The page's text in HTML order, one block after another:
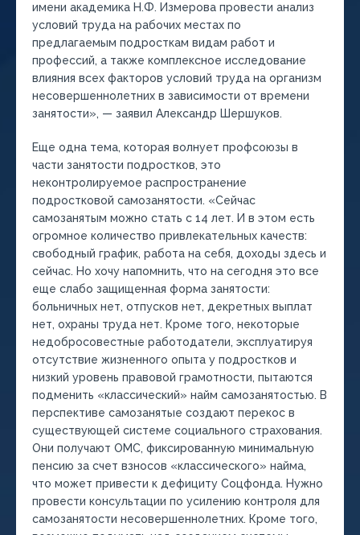
имени академика Н.Ф. Измерова провести анализ
условий труда на рабочих местах по
предлагаемым подросткам видам работ и
профессий, а также комплексное исследование
влияния всех факторов условий труда на организм
несовершеннолетних в зависимости от времени
занятости», — заявил Александр Шершуков.
Еще одна тема, которая волнует профсоюзы в
части занятости подростков, это
неконтролируемое распространение
подростковой самозанятости. «Сейчас
самозанятым можно стать с 14 лет. И в этом есть
огромное количество привлекательных качеств:
свободный график, работа на себя, доходы здесь и
сейчас. Но хочу напомнить, что на сегодня это все
еще слабо защищенная форма занятости:
больничных нет, отпусков нет, декретных выплат
нет, охраны труда нет. Кроме того, некоторые
недобросовестные работодатели, эксплуатируя
отсутствие жизненного опыта у подростков и
низкий уровень правовой грамотности, пытаются
подменить «классический» найм самозанятостью. В
перспективе самозанятые создают перекос в
существующей системе социального страхования.
Они получают ОМС, фиксированную минимальную
пенсию за счет взносов «классического» найма,
что может привести к дефициту Соцфонда. Нужно
провести консультации по усилению контроля для
самозанятости несовершеннолетних. Кроме того,